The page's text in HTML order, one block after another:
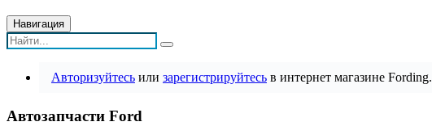
Навигация
Авторизуйтесь или зарегистрируйтесь в интернет магазине Fording.
Автозапчасти Ford